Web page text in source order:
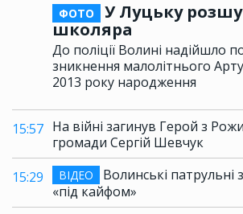
ФОТО
У Луцьку
школяра
До поліції Волині надійшло
зникнення малолітнього
2013 року народження
15:57 На війні загинув Герой з
громади Сергій Шевчук
15:29
ВІДЕО
Волинські патрульні
«під кайфом»